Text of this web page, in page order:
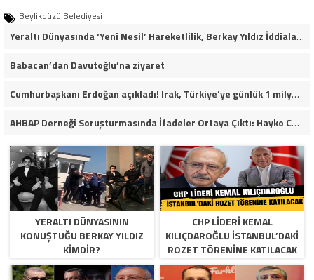
Beylikdüzü Belediyesi
Yeraltı Dünyasında ‘Yeni Nesil’ Hareketlilik, Berkay Yıldız İddiaları Soruşturma Dosyalarına Yansıdı!
Babacan’dan Davutoğlu’na ziyaret
Cumhurbaşkanı Erdoğan açıkladı! Irak, Türkiye’ye günlük 1 milyon varil petrol verecek
AHBAP Derneği Soruşturmasında İfadeler Ortaya Çıktı: Hayko Cepkin’den Dikkat Çeken Açıklamalar
YERALTI DÜNYASININ
KONUŞTUĞU BERKAY YILDIZ
KIMDIR?
CHP LIDERI KEMAL
KILIÇDAROĞLU İSTANBUL’DAKI
ROZET TÖRENINE KATILACAK